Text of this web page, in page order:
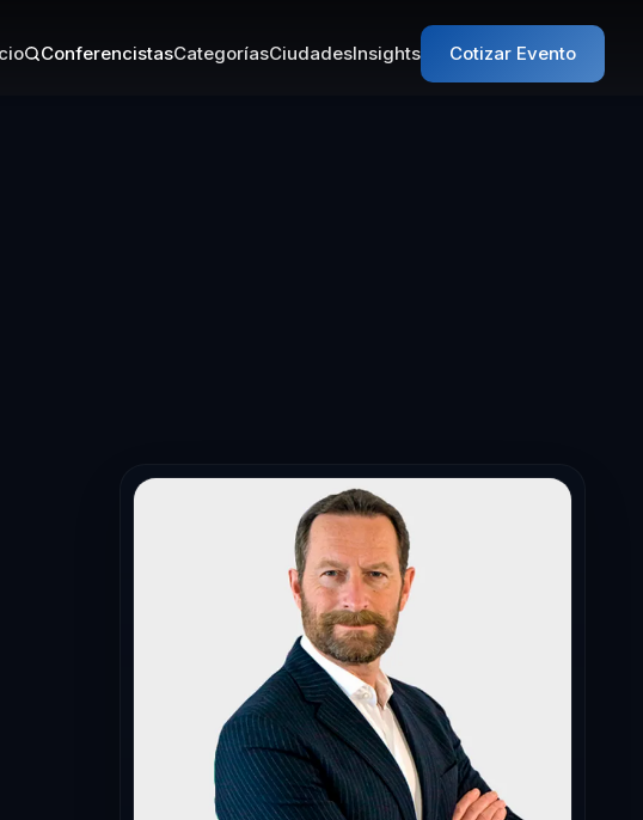
ConferencistasCategoríasCiudadesInsights Cotizar Evento
en